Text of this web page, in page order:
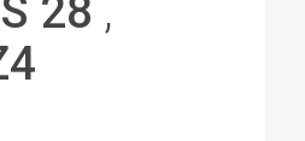
28 ,